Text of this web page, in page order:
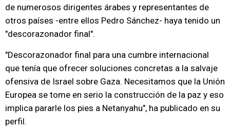
de numerosos dirigentes árabes y representantes de
otros países -entre ellos Pedro Sánchez- haya tenido un
"descorazonador final".
"Descorazonador final para una cumbre internacional
que tenía que ofrecer soluciones concretas a la salvaje
ofensiva de Israel sobre Gaza. Necesitamos que la Unión
Europea se tome en serio la construcción de la paz y eso
implica pararle los pies a Netanyahu", ha publicado en su
perfil.